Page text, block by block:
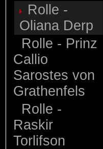
Rolle -
Oliana Derp
Rolle - Prinz
Callio
Sarostes von
Grathenfels
Rolle -
Raskir
Torlifson